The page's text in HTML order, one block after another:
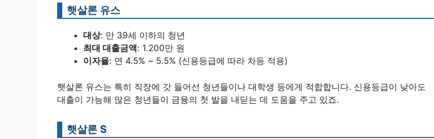
햇살론 유스
대상: 만 39세 이하의 청년
최대 대출금액: 1.200만 원
이자율: 연 4.5% ~ 5.5% (신용등급에 따라 차등 적용)
햇살론 유스는 특히 직장에 갓 들어선 청년들이나 대학생 등에게 적합합니다. 신용등급이 낮아도
대출이 가능해 많은 청년들이 금융의 첫 발을 내딛는 데 도움을 주고 있죠.
햇살론 S